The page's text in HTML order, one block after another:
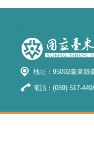
:::
地址：95092臺東縣
電話：(089) 517-